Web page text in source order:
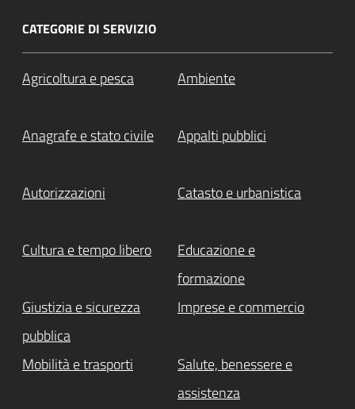
CATEGORIE DI SERVIZIO
Agricoltura e pesca Ambiente
Anagrafe e stato civile Appalti pubblici
Autorizzazioni Catasto e urbanistica
Cultura e tempo libero
Educazione e
formazione
Giustizia e sicurezza
pubblica
Imprese e commercio
Mobilità e trasporti
Salute, benessere e
assistenza